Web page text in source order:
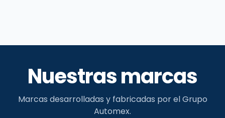
Nuestras marcas
Marcas desarrolladas y fabricadas por el Grupo
Automex.